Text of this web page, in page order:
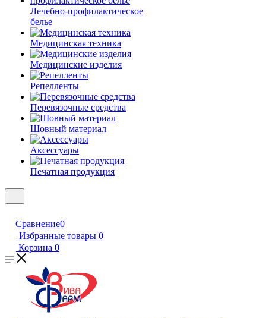
Лечебно-профилактическое
белье
Медицинская техника
Медицинские изделия
Репелленты
Перевязочные средства
Шовный материал
Аксессуары
Печатная продукция
Сравнение0
Избранные товары 0
Корзина 0